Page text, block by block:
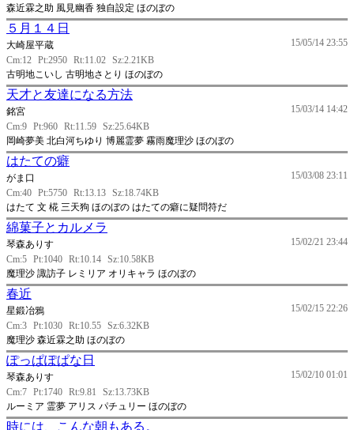
森近霖之助 風見幽香 独自設定 ほのぼの
５月１４日
15/05/14 23:55
大崎屋平蔵
Cm:12 Pt:2950 Rt:11.02 Sz:2.21KB
古明地こいし 古明地さとり ほのぼの
天才と友達になる方法
15/03/14 14:42
銘宮
Cm:9 Pt:960 Rt:11.59 Sz:25.64KB
岡崎夢美 北白河ちゆり 博麗霊夢 霧雨魔理沙 ほのぼの
はたての癖
15/03/08 23:11
がま口
Cm:40 Pt:5750 Rt:13.13 Sz:18.74KB
はたて 文 椛 三天狗 ほのぼの はたての癖に疑問符だ
綿菓子とカルメラ
15/02/21 23:44
琴森ありす
Cm:5 Pt:1040 Rt:10.14 Sz:10.58KB
魔理沙 諏訪子 レミリア オリキャラ ほのぼの
春近
15/02/15 22:26
星鍛冶鴉
Cm:3 Pt:1030 Rt:10.55 Sz:6.32KB
魔理沙 森近霖之助 ほのぼの
ぽっぱぽぱな日
15/02/10 01:01
琴森ありす
Cm:7 Pt:1740 Rt:9.81
Sz:13.73KB
ルーミア 霊夢 アリス パチュリー ほのぼの
時には、こんな朝もある。